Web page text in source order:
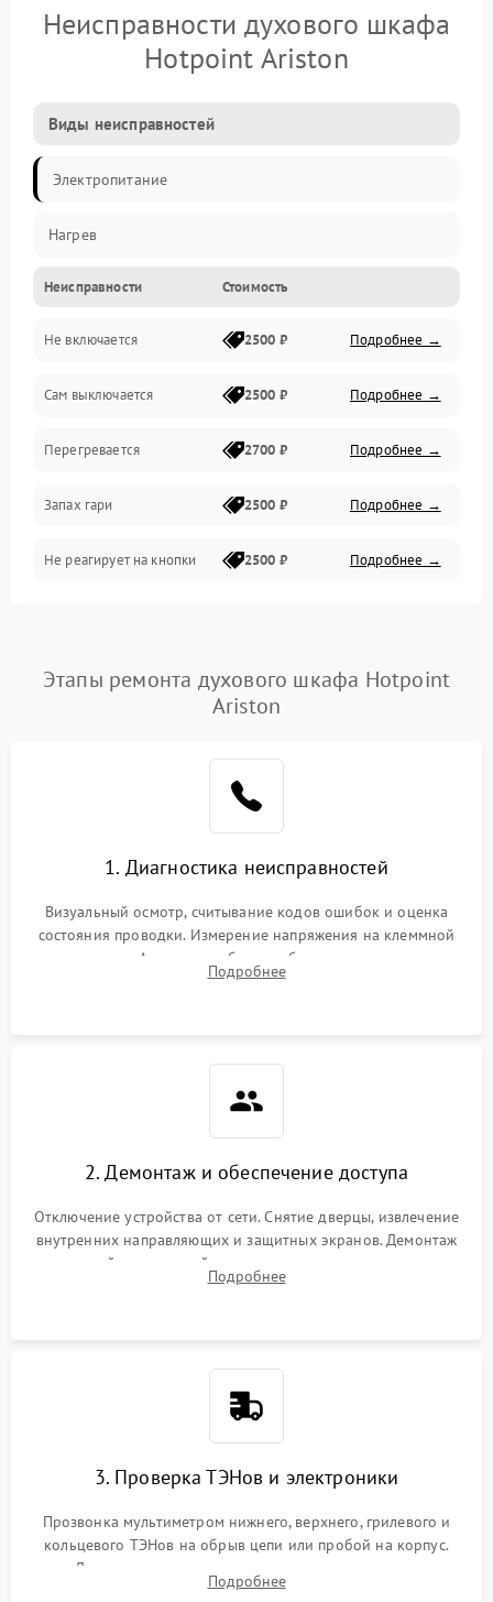
Неисправности духового шкафа
Hotpoint Ariston
Виды неисправностей
Электропитание
Нагрев
Неисправности Стоимость
Не включается 2500 ₽ Подробнее →
Сам выключается 2500 ₽ Подробнее →
Перегревается 2700 ₽ Подробнее →
Запах гари 2500 ₽ Подробнее →
Не реагирует на кнопки 2500 ₽ Подробнее →
Этапы ремонта духового шкафа Hotpoint
Ariston
1. Диагностика неисправностей
Визуальный осмотр, считывание кодов ошибок и оценка
состояния проводки. Измерение напряжения на клеммной
колодке. Анализ жалоб на проблемы с нагревом,
конвекцией, панелью управления или блокировкой дверцы.
Подробнее
2. Демонтаж и обеспечение доступа
Отключение устройства от сети. Снятие дверцы, извлечение
внутренних направляющих и защитных экранов. Демонтаж
задней или верхней панели для прямого доступа к
нагревательным элементам, плате и вентиляторам.
Подробнее
3. Проверка ТЭНов и электроники
Прозвонка мультиметром нижнего, верхнего, грилевого и
кольцевого ТЭНов на обрыв цепи или пробой на корпус.
Диагностика термостата, датчиков температуры,
переключателя режимов и мотора конвекции.
Подробнее